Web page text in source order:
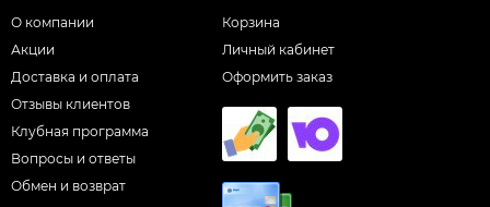
О компании
Акции
Доставка и оплата
Отзывы клиентов
Клубная программа
Вопросы и ответы
Обмен и возврат
Корзина
Личный кабинет
Оформить заказ